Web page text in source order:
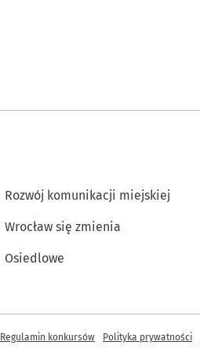
Rozwój komunikacji miejskiej
Wrocław się zmienia
Osiedlowe
Regulamin konkursów Polityka prywatności